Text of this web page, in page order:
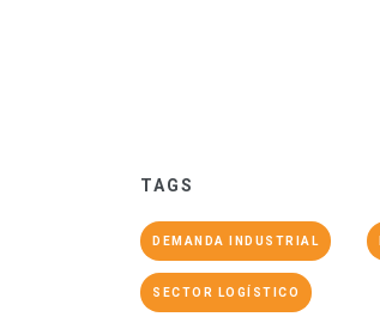
TAGS
DEMANDA INDUSTRIAL
SECTOR LOGÍSTICO